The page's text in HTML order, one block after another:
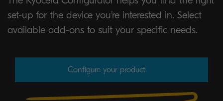
set-up for the device you’re interested in. Select
available add-ons to suit your specific needs.
Configure your product